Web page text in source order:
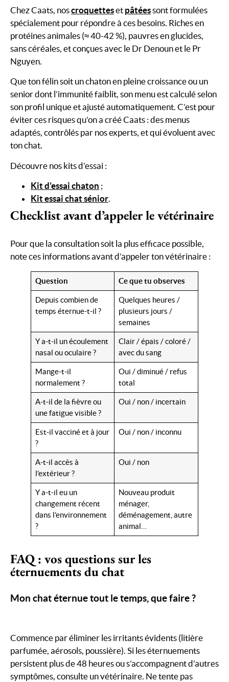
Chez Caats, noscroquetteset pâtéessont formulées
spécialement pour répondre à ces besoins. Riches en
protéines animales (≈ 40-42 %), pauvres en glucides,
sans céréales, et conçues avec le Dr Denoun et le Pr
Nguyen.
Que ton félin soit un chaton en pleine croissance ou un
senior dont l’immunité faiblit, son menu est calculé selon
son profil unique et ajusté automatiquement. C’est pour
éviter ces risques qu’on a créé Caats : des menus
adaptés, contrôlés par nos experts, et qui évoluent avec
ton chat.
Découvre nos kits d’essai :
Kit d’essai chaton ;
Kit essai chat sénior.
Checklist avant d’appeler le vétérinaire
Pour que la consultation soit la plus efficace possible,
note ces informations avant d’appeler ton vétérinaire :
Question Ce que tu observes
Depuis combien de
temps éternue-t-il ?
Quelques heures /
plusieurs jours /
semaines
Y a-t-il un écoulement
nasal ou oculaire ?
Clair / épais / coloré /
avec du sang
Mange-t-il
normalement ?
Oui / diminué / refus
total
A-t-il de la fièvre ou
une fatigue visible ?
Oui / non / incertain
Est-il vacciné et à jour
?
Oui / non / inconnu
A-t-il accès à
l’extérieur ?
Oui / non
Y a-t-il eu un
changement récent
dans l’environnement
?
Nouveau produit
ménager,
déménagement, autre
animal…
FAQ : vos questions sur les
éternuements du chat
Mon chat éternue tout le temps, que faire ?
Commence par éliminer les irritants évidents (litière
parfumée, aérosols, poussière). Si les éternuements
persistent plus de 48 heures ou s’accompagnent d’autres
symptômes, consulte un vétérinaire. Ne tente pas